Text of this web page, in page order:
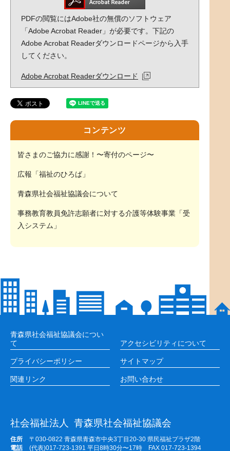
PDFの閲覧にはAdobe社の無償のソフトウェア
「Adobe Acrobat Reader」が必要です。下記の
Adobe Acrobat Readerダウンロードページから入手
してください。
Adobe Acrobat Readerダウンロード
コンテンツ
皆さまのご協力に感謝！〜寄付のページ〜
広報「福祉のひろば」
青森県社会福祉協議会について
事務教育教員免許志願者に対する介護等体験事業「受
入システム」
青森県社会福祉協議会につい
て
アクセシビリティについて
プライバシーポリシー サイトマップ
関連リンク お問い合わせ
社会福祉法人 青森県社会福祉協議会
住所
〒030-0822 青森県青森市中央3丁目20-30 県民福祉プラザ2階
電話
(代表)017-723-1391 平日8時30分〜17時 FAX 017-723-1394